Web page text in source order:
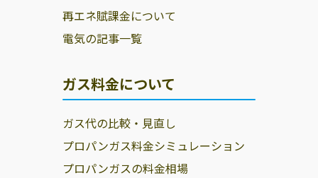
再エネ賦課金について
電気の記事一覧
ガス料金について
ガス代の比較・見直し
プロパンガス料金シミュレーション
プロパンガスの料金相場